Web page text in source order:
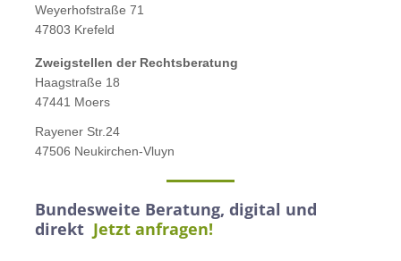
Weyerhofstraße 71
47803 Krefeld
Zweigstellen der Rechtsberatung
Haagstraße 18
47441 Moers
Rayener Str.24
47506 Neukirchen-Vluyn
Bundesweite Beratung, digital und
direkt Jetzt anfragen!